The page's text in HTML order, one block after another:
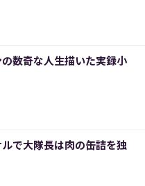
数奇な人生描いた実録小
で大隊長は肉の缶詰を独